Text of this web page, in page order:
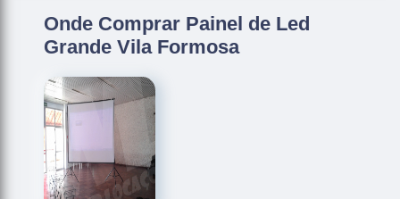
Onde Comprar Painel de Led
Grande Vila Formosa